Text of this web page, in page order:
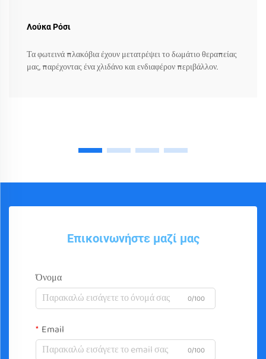
Λούκα Ρόσι
Τα φωτεινά πλακόβια έχουν μετατρέψει το δωμάτιο θεραπείας
μας, παρέχοντας ένα χλιδάνο και ενδιαφέρον περιβάλλον.
Επικοινωνήστε μαζί μας
Όνομα
0/100
Email
0/100